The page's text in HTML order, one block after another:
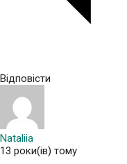
Відповісти
Nataliia
13 роки(ів) тому